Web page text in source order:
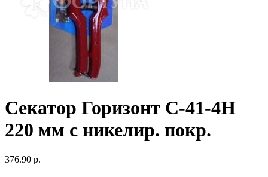
Секатор Горизонт С-41-4Н
220 мм с никелир. покр.
376.90 р.